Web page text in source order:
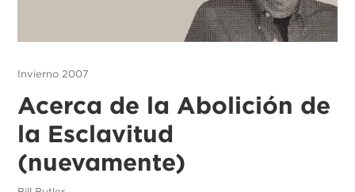
Invierno 2007
Acerca de la Abolición de
la Esclavitud
(nuevamente)